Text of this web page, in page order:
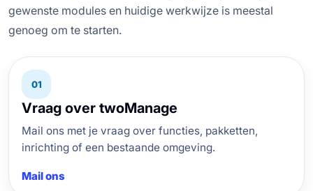
gewenste modules en huidige werkwijze is meestal
genoeg om te starten.
01
Vraag over twoManage
Mail ons met je vraag over functies, pakketten,
inrichting of een bestaande omgeving.
Mail ons